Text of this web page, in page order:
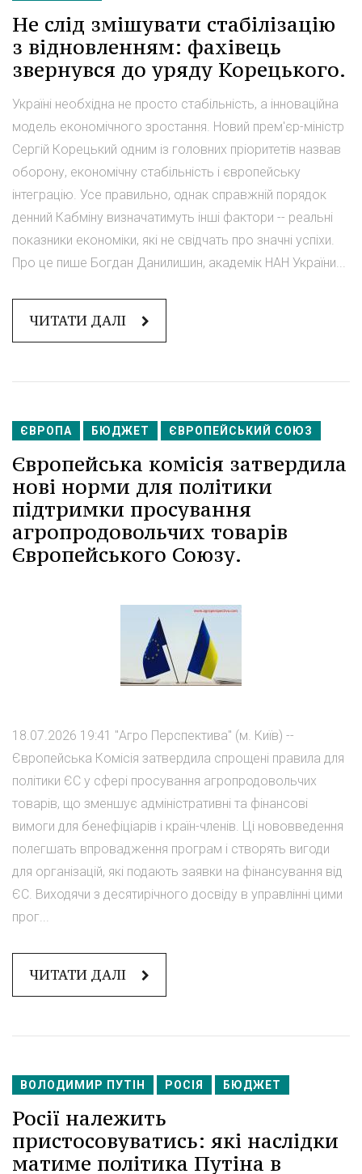
Не слід змішувати стабілізацію
з відновленням: фахівець
звернувся до уряду Корецького.
Україні необхідна не просто стабільність, а інноваційна
модель економічного зростання. Новий прем'єр-міністр
Сергій Корецький одним із головних пріоритетів назвав
оборону, економічну стабільність і європейську
інтеграцію. Усе правильно, однак справжній порядок
денний Кабміну визначатимуть інші фактори -- реальні
показники економіки, які не свідчать про значні успіхи.
Про це пише Богдан Данилишин, академік НАН України...
ЧИТАТИ ДАЛІ
ЄВРОПА БЮДЖЕТ ЄВРОПЕЙСЬКИЙ СОЮЗ
Європейська комісія затвердила
нові норми для політики
підтримки просування
агропродовольчих товарів
Європейського Союзу.
18.07.2026 19:41 "Агро Перспектива" (м. Київ) --
Європейська Комісія затвердила спрощені правила для
політики ЄС у сфері просування агропродовольчих
товарів, що зменшує адміністративні та фінансові
вимоги для бенефіціарів і країн-членів. Ці нововведення
полегшать впровадження програм і створять вигоди
для організацій, які подають заявки на фінансування від
ЄС. Виходячи з десятирічного досвіду в управлінні цими
прог...
ЧИТАТИ ДАЛІ
ВОЛОДИМИР ПУТІН РОСІЯ БЮДЖЕТ
Росії належить
пристосовуватись: які наслідки
матиме політика Путіна в